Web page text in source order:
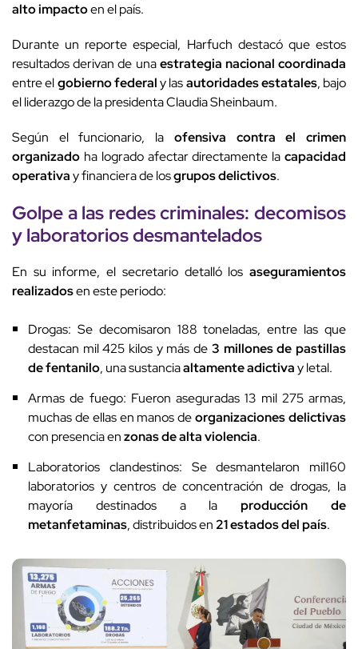
alto impactoen el país.
Durante un reporte especial, Harfuch destacó que estos
resultados derivan de unaestrategia nacional coordinada
entre elgobierno federaly lasautoridades estatales, bajo
el liderazgo de la presidenta Claudia Sheinbaum.
Según el funcionario, la ofensiva contra el crimen
organizado ha logrado afectar directamente la capacidad
operativay financiera de losgrupos delictivos.
Golpe a las redes criminales: decomisos
y laboratorios desmantelados
En su informe, el secretario detalló los aseguramientos
realizadosen este periodo:
Drogas: Se decomisaron 188 toneladas, entre las que
destacan mil 425 kilos y más de 3 millones de pastillas
de fentanilo, una sustanciaaltamente adictivay letal.
Armas de fuego: Fueron aseguradas 13 mil 275 armas,
muchas de ellas en manos deorganizaciones delictivas
con presencia enzonas de alta violencia.
Laboratorios clandestinos: Se desmantelaron mil160
laboratorios y centros de concentración de drogas, la
mayoría destinados a laproducción de
metanfetaminas, distribuidos en 21 estados del país.